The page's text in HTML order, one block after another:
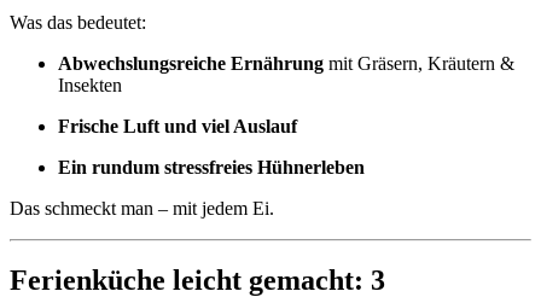
Was das bedeutet:
Abwechslungsreiche Ernährung mit Gräsern, Kräutern &
Insekten
Frische Luft und viel Auslauf
Ein rundum stressfreies Hühnerleben
Das schmeckt man – mit jedem Ei.
Ferienküche leicht gemacht: 3